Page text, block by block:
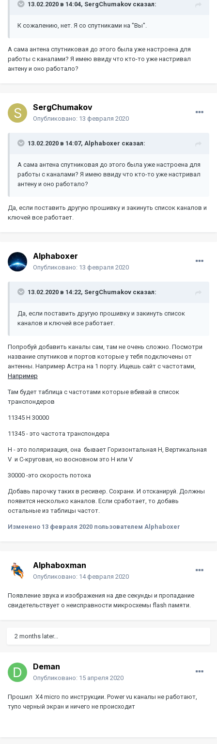
13.02.2020 в 14:04, SergChumakov сказал:
К сожалению, нет. Я со спутниками на "Вы".
А сама антена спутниковая до этого была уже настроена для
работы с каналами? Я имею ввиду что кто-то уже настривал
антену и оно работало?
SergChumakov
Опубликовано: 13 февраля 2020
13.02.2020 в 14:07, Alphaboxer сказал:
А сама антена спутниковая до этого была уже настроена для
работы с каналами? Я имею ввиду что кто-то уже настривал
антену и оно работало?
Да, если поставить другую прошивку и закинуть список каналов и
ключей все работает.
Alphaboxer
Опубликовано: 13 февраля 2020
13.02.2020 в 14:22, SergChumakov сказал:
Да, если поставить другую прошивку и закинуть список
каналов и ключей все работает.
Попробуй добавить каналы сам, там не очень сложно. Посмотри
название спутников и портов которые у тебя подключены от
антенны. Например Астра на 1 порту. Ищешь сайт с частотами,
Например
Там будет таблица с частотами которые вбивай в список
транспондеров
11345 H 30000
11345 - это частота транспондера
Н - это поляризация, она бывает Горизонтальная H, Вертикальная
V и С-круговая, но восновном это H или V
30000 -это скорость потока
Добавь парочку таких в ресивер. Сохрани. И отсканируй. Должны
появится несколько каналов. Если сработает, то добавь
остальные из таблицы частот.
Изменено 13 февраля 2020 пользователем Alphaboxer
Alphaboxman
Опубликовано: 14 февраля 2020
Появление звука и изображения на две секунды и пропадание
свидетельствует о неисправности микросхемы flash памяти.
2 months later...
Deman
Опубликовано: 15 апреля 2020
Прошил X4 micro по инструкции. Power vu каналы не работают,
тупо черный экран и ничего не происходит